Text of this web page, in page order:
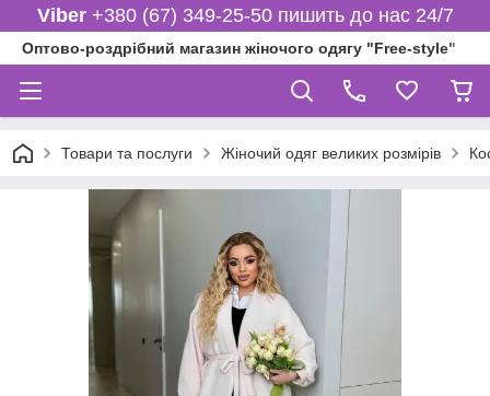
Viber+380 (67) 349-25-50 пишить до нас 24/7
Оптово-роздрібний магазин жіночого одягу "Free-style"
Товари та послуги Жіночий одяг великих розмірів